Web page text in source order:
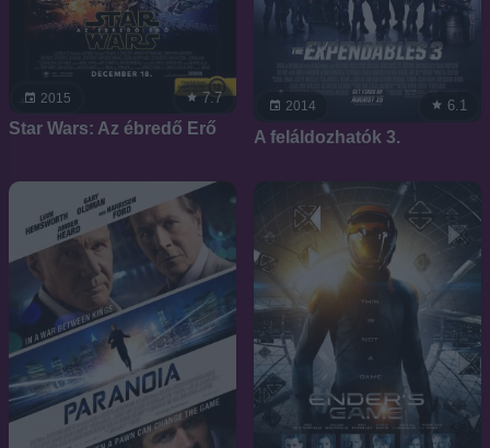
2015 7.7
Star Wars: Az ébredő Erő
2014 6.1
A feláldozhatók 3.